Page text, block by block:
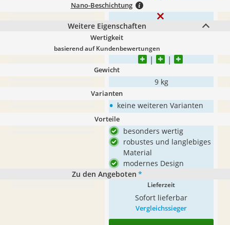
Nano-Beschichtung
Weitere Eigenschaften
Wertigkeit
basierend auf Kundenbewertungen
Gewicht
9 kg
Varianten
• keine weiteren Varianten
Vorteile
besonders wertig
robustes und langlebiges
Material
modernes Design
Zu den Angeboten *
Lieferzeit
Sofort lieferbar
Vergleichssieger